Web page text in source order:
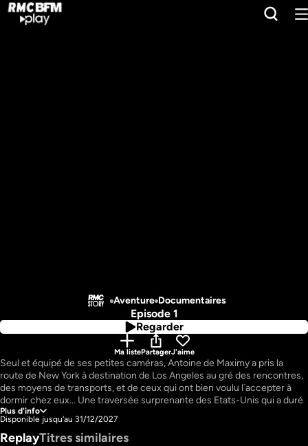
Aventure Documentaires
Episode 1
Regarder
Ma listePartagerJ'aime
Seul et équipé de ses petites caméras, Antoine de Maximy a pris la
route de New York à destination de Los Angeles au gré des rencontres,
des moyens de transports, et de ceux qui ont bien voulu l´accepter à
dormir chez eux... Une traversée surprenante des Etats-Unis qui a duré
trois mois. De ce voyage est né le film de cinéma « J´irai dormir à
Hollywood », nominé aux César en 2009. Antoine de Maximy nous
propose de découvrir la face cachée de ce voyage. Puisée dans les 300
Plus d'info
Disponible jusqu'au 31/12/2027
ReplayTitres similaires